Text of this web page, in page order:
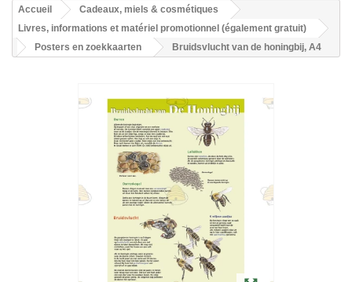
Accueil
Cadeaux, miels & cosmétiques
Livres, informations et matériel promotionnel (également gratuit)
Posters en zoekkaarten
Bruidsvlucht van de honingbij, A4